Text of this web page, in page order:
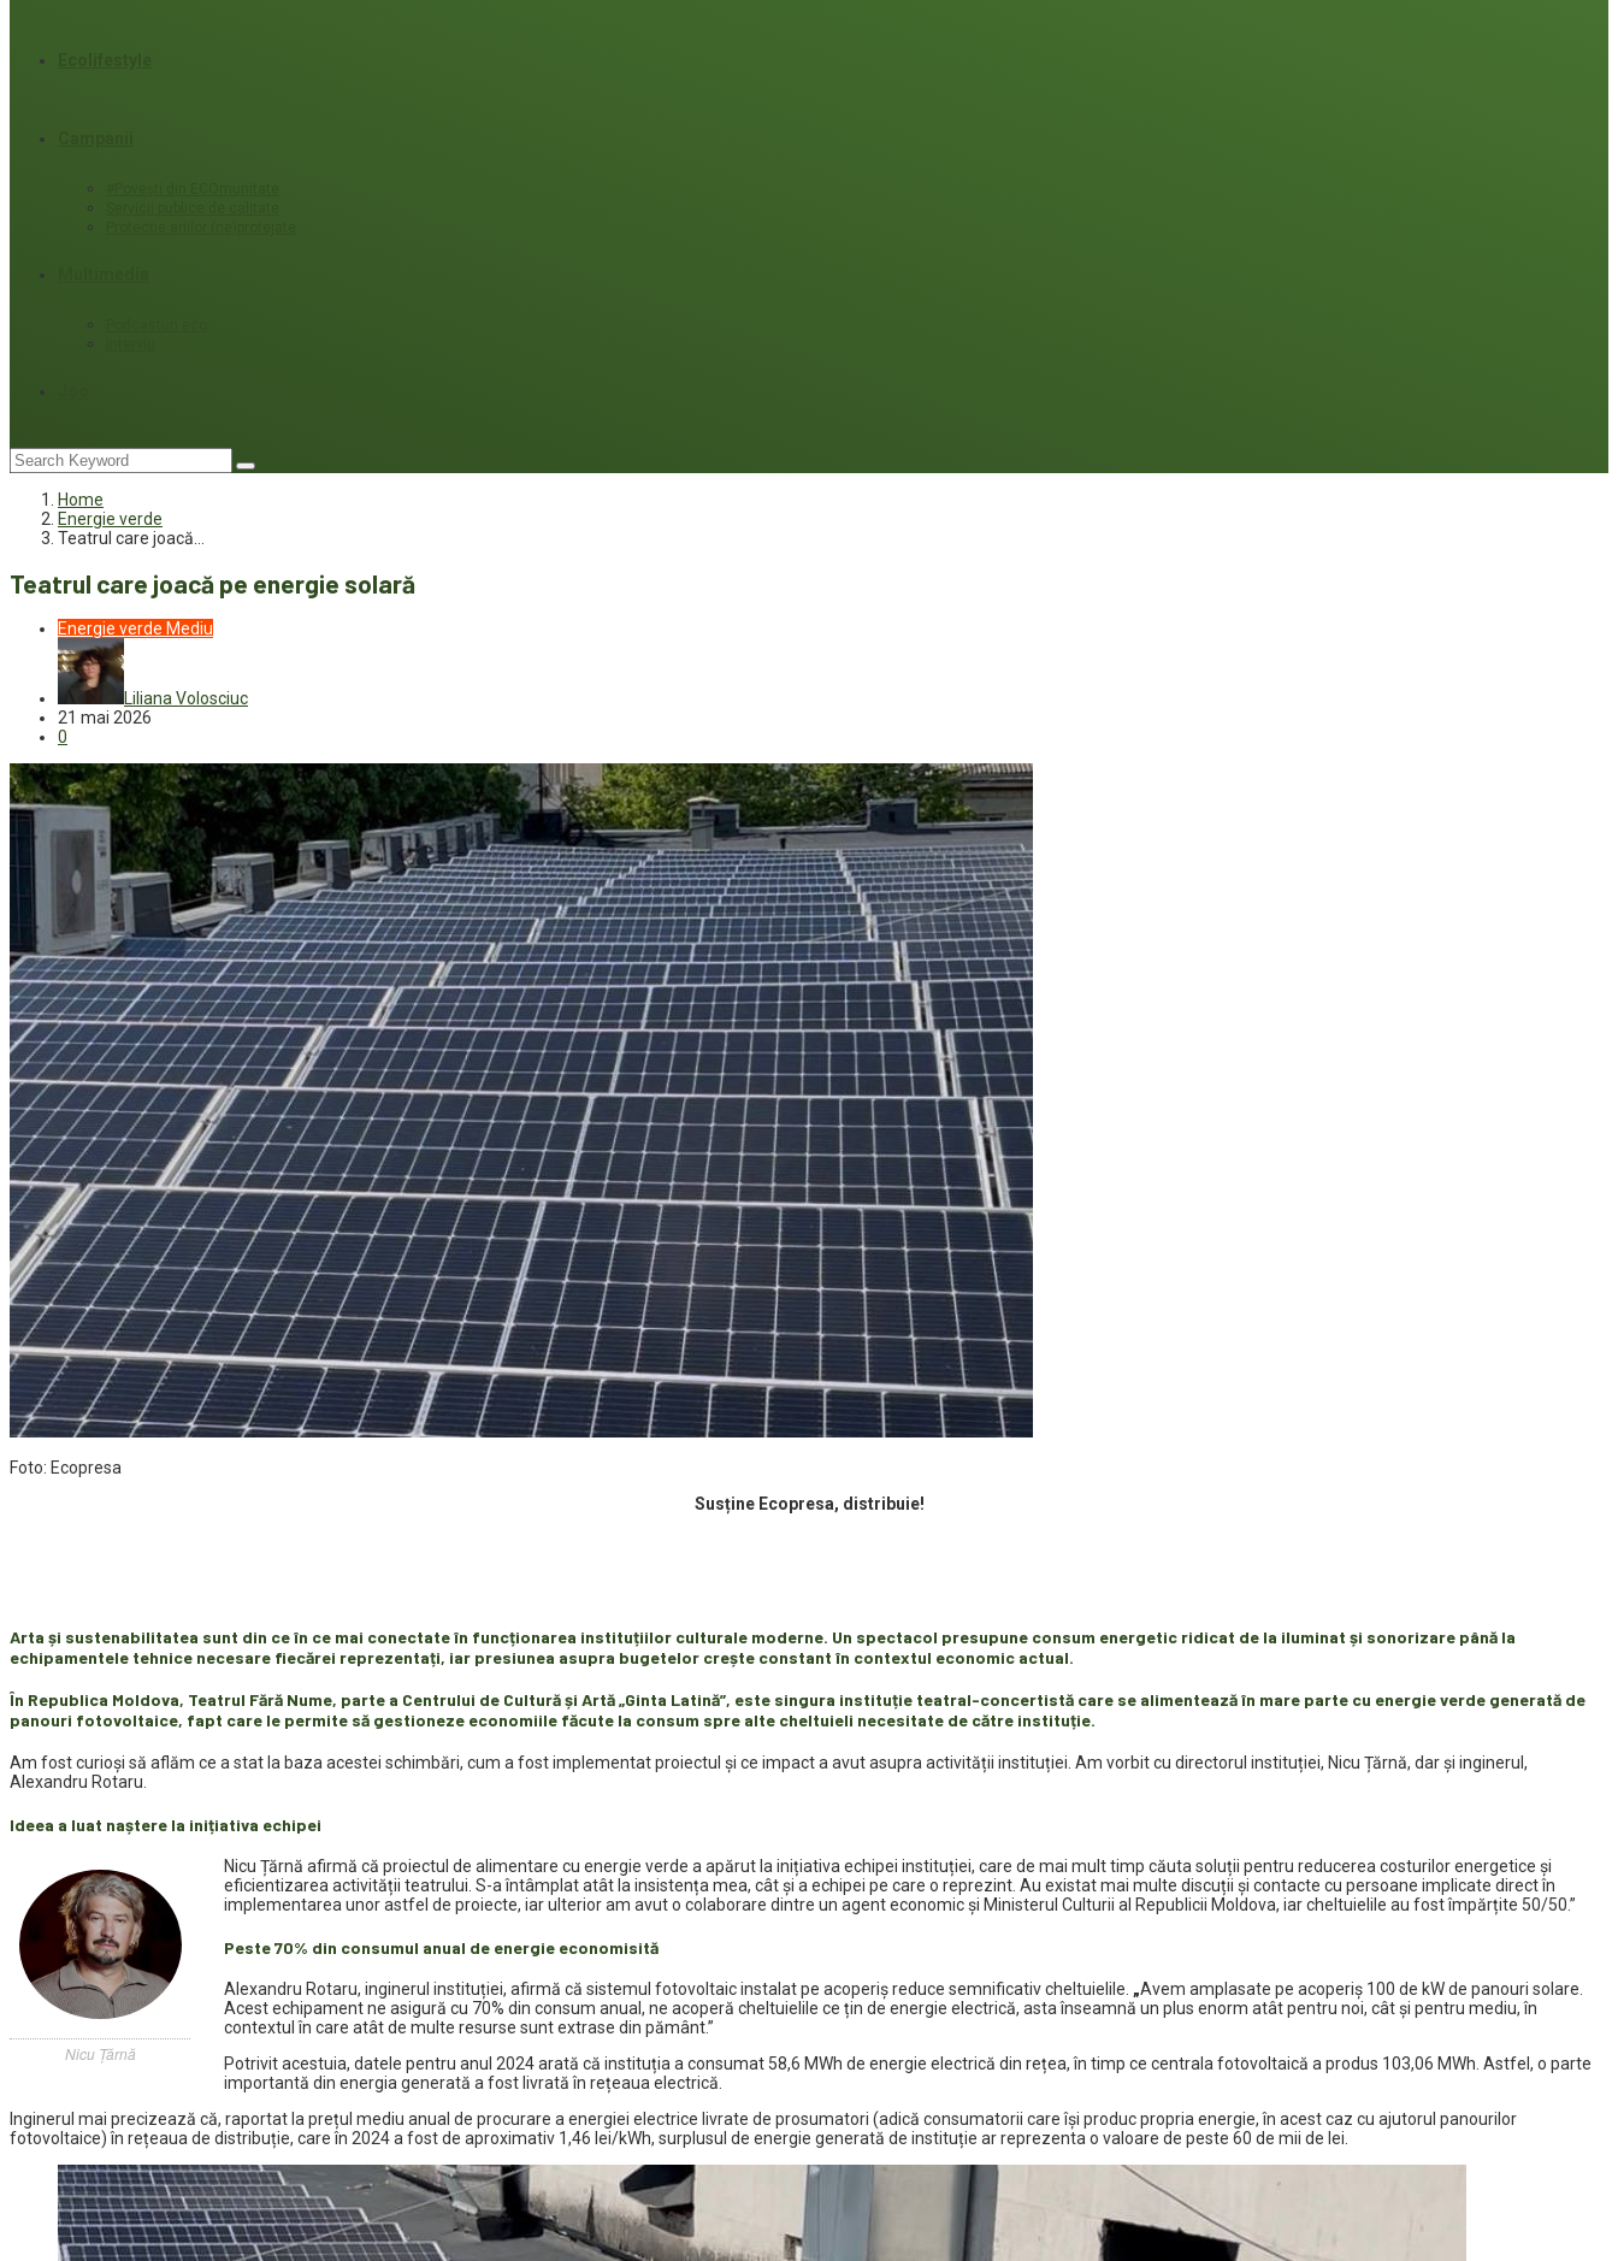
Home
Energie verde
Teatrul care joacă…
Teatrul care joacă pe energie solară
Energie verde Mediu
Liliana Volosciuc
21 mai 2026
0
Foto: Ecopresa
Susține Ecopresa, distribuie!
Arta și sustenabilitatea sunt din ce în ce mai conectate în funcționarea instituțiilor culturale moderne. Un spectacol presupune consum energetic ridicat de la iluminat și sonorizare până la
echipamentele tehnice necesare fiecărei reprezentați, iar presiunea asupra bugetelor crește constant în contextul economic actual.
În Republica Moldova, Teatrul Fără Nume, parte a Centrului de Cultură și Artă „Ginta Latină”, este singura instituție teatral-concertistă care se alimentează în mare parte cu energie verde generată de
panouri fotovoltaice, fapt care le permite să gestioneze economiile făcute la consum spre alte cheltuieli necesitate de către instituție.
Am fost curioși să aflăm ce a stat la baza acestei schimbări, cum a fost implementat proiectul și ce impact a avut asupra activității instituției. Am vorbit cu directorul instituției, Nicu Țărnă, dar și inginerul,
Alexandru Rotaru.
Ideea a luat naștere la inițiativa echipei
Nicu Țărnă
Nicu Țărnă afirmă că proiectul de alimentare cu energie verde a apărut la inițiativa echipei instituției, care de mai mult timp căuta soluții pentru reducerea costurilor energetice și
eficientizarea activității teatrului. S-a întâmplat atât la insistența mea, cât și a echipei pe care o reprezint. Au existat mai multe discuții și contacte cu persoane implicate direct în
implementarea unor astfel de proiecte, iar ulterior am avut o colaborare dintre un agent economic și Ministerul Culturii al Republicii Moldova, iar cheltuielile au fost împărțite 50/50.”
Peste 70% din consumul anual de energie economisită
Alexandru Rotaru, inginerul instituției, afirmă că sistemul fotovoltaic instalat pe acoperiș reduce semnificativ cheltuielile. „Avem amplasate pe acoperiș 100 de kW de panouri solare.
Acest echipament ne asigură cu 70% din consum anual, ne acoperă cheltuielile ce țin de energie electrică, asta înseamnă un plus enorm atât pentru noi, cât și pentru mediu, în
contextul în care atât de multe resurse sunt extrase din pământ.”
Potrivit acestuia, datele pentru anul 2024 arată că instituția a consumat 58,6 MWh de energie electrică din rețea, în timp ce centrala fotovoltaică a produs 103,06 MWh. Astfel, o parte
importantă din energia generată a fost livrată în rețeaua electrică.
Inginerul mai precizează că, raportat la prețul mediu anual de procurare a energiei electrice livrate de prosumatori (adică consumatorii care își produc propria energie, în acest caz cu ajutorul panourilor
fotovoltaice) în rețeaua de distribuție, care în 2024 a fost de aproximativ 1,46 lei/kWh, surplusul de energie generată de instituție ar reprezenta o valoare de peste 60 de mii de lei.